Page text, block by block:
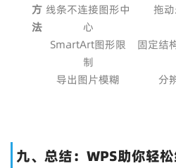
方
法
线条不连接图形中
心
拖
SmartArt图形限
制
固定结
导出图片模糊
分
九、总结：WPS助你轻